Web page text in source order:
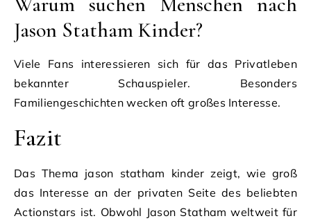
Jason Statham Kinder?
Viele Fans interessieren sich für das Privatleben
bekannter Schauspieler. Besonders
Familiengeschichten wecken oft großes Interesse.
Fazit
Das Thema jason statham kinder zeigt, wie groß
das Interesse an der privaten Seite des beliebten
Actionstars ist. Obwohl Jason Statham weltweit für